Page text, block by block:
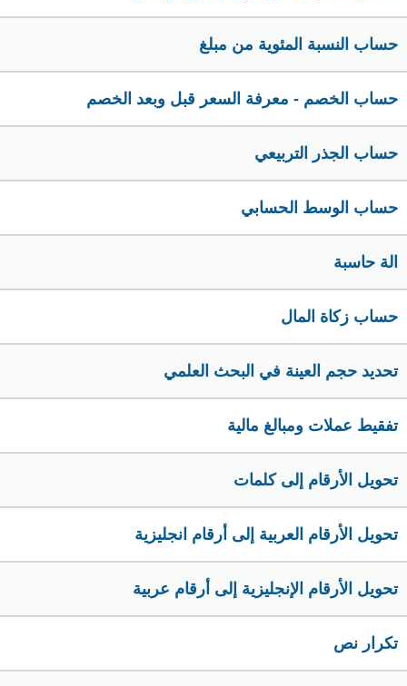
حساب النسبة المئوية من مبلغ
حساب الخصم - معرفة السعر قبل وبعد الخصم
حساب الجذر التربيعي
حساب الوسط الحسابي
الة حاسبة
حساب زكاة المال
تحديد حجم العينة في البحث العلمي
تفقيط عملات ومبالغ مالية
تحويل الأرقام إلى كلمات
تحويل الأرقام العربية إلى أرقام انجليزية
تحويل الأرقام الإنجليزية إلى أرقام عربية
تكرار نص